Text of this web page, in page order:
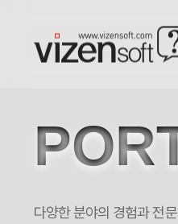
성형외과의사회 포트폴리오
다양한 분야의 경험과 전